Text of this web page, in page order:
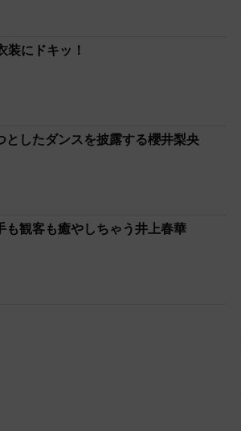
装にドキッ！
としたダンスを披露する櫻井梨央
も観客も癒やしちゃう井上春華